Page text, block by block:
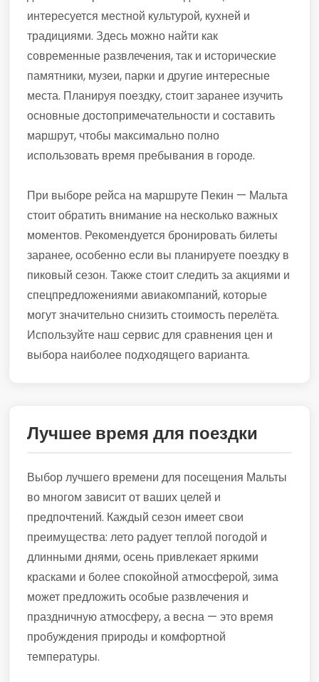
интересуется местной культурой, кухней и
традициями. Здесь можно найти как
современные развлечения, так и исторические
памятники, музеи, парки и другие интересные
места. Планируя поездку, стоит заранее изучить
основные достопримечательности и составить
маршрут, чтобы максимально полно
использовать время пребывания в городе.
При выборе рейса на маршруте Пекин — Мальта
стоит обратить внимание на несколько важных
моментов. Рекомендуется бронировать билеты
заранее, особенно если вы планируете поездку в
пиковый сезон. Также стоит следить за акциями и
спецпредложениями авиакомпаний, которые
могут значительно снизить стоимость перелёта.
Используйте наш сервис для сравнения цен и
выбора наиболее подходящего варианта.
Лучшее время для поездки
Выбор лучшего времени для посещения Мальты
во многом зависит от ваших целей и
предпочтений. Каждый сезон имеет свои
преимущества: лето радует теплой погодой и
длинными днями, осень привлекает яркими
красками и более спокойной атмосферой, зима
может предложить особые развлечения и
праздничную атмосферу, а весна — это время
пробуждения природы и комфортной
температуры.